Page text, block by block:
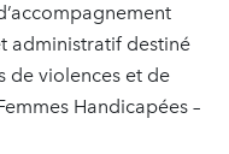
administratif destiné
de violences et de
Handicapées –